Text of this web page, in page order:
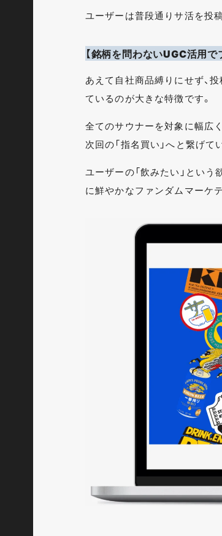
ユーザーは普段通りサ活を投
【銘柄を問わないUGC活用で
あえて自社商品縛りにせず、
ているのが大きな特徴です。
全てのサウナーを対象に幅広
次回の「指名買い」へと繋げて
ユーザーの「飲みたい」とい
に鮮やかなファンダムマーケ